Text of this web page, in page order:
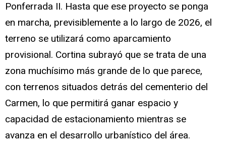
Ponferrada II. Hasta que ese proyecto se ponga
en marcha, previsiblemente a lo largo de 2026, el
terreno se utilizará como aparcamiento
provisional. Cortina subrayó que se trata de una
zona muchísimo más grande de lo que parece,
con terrenos situados detrás del cementerio del
Carmen, lo que permitirá ganar espacio y
capacidad de estacionamiento mientras se
avanza en el desarrollo urbanístico del área.